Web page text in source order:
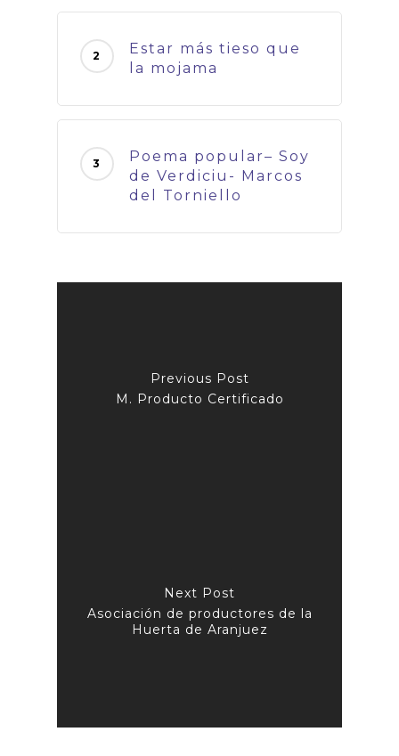
Estar más tieso que
la mojama
Poema popular– Soy
de Verdiciu- Marcos
del Torniello
Previous Post
M. Producto Certificado
Next Post
Asociación de productores de la
Huerta de Aranjuez